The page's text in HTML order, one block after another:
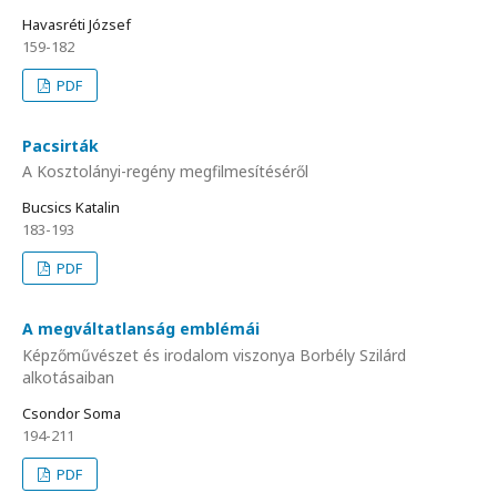
Havasréti József
159-182
PDF
Pacsirták
A Kosztolányi-regény megfilmesítéséről
Bucsics Katalin
183-193
PDF
A megváltatlanság emblémái
Képzőművészet és irodalom viszonya Borbély Szilárd
alkotásaiban
Csondor Soma
194-211
PDF